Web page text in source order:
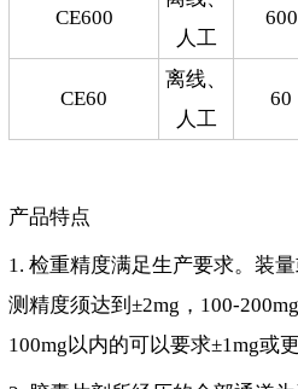
CE600
人工
600
CE60
离线、
人工
60
产品特点
1. 检重精度满足生产要求。装
测精度须达到±2mg，100-
100mg以内的可以要求±1mg或更